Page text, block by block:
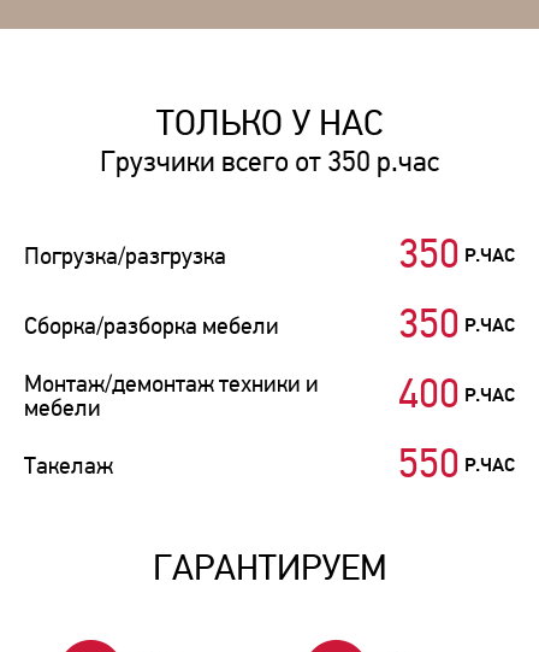
ТОЛЬКО У НАС
Грузчики всего от 350 р.час
Погрузка/разгрузка 350 Р.ЧАС
Сборка/разборка мебели 350 Р.ЧАС
Монтаж/демонтаж техники и
мебели
400 Р.ЧАС
Такелаж 550 Р.ЧАС
ГАРАНТИРУЕМ